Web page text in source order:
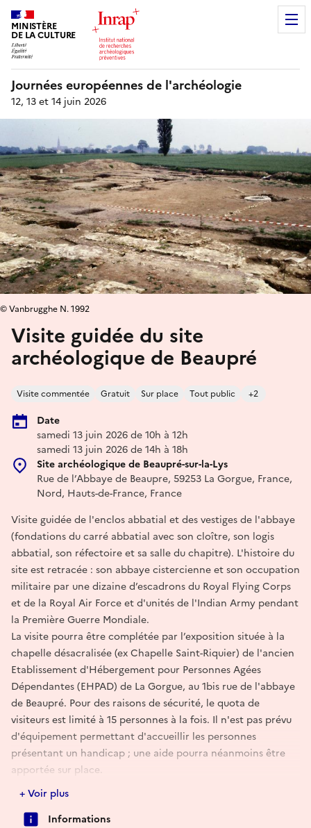
MINISTÈRE
DE LA CULTURE
Journées européennes de l'archéologie
12, 13 et 14 juin 2026
Visite guidée du site
archéologique de Beaupré
Visite commentée Gratuit Sur place Tout public +2
Date
samedi 13 juin 2026 de 10h à 12h
samedi 13 juin 2026 de 14h à 18h
Site archéologique de Beaupré-sur-la-Lys
Rue de l’Abbaye de Beaupre, 59253 La Gorgue, France,
Nord, Hauts-de-France, France
© Vanbrugghe N. 1992
Visite guidée de l'enclos abbatial et des vestiges de l'abbaye
(fondations du carré abbatial avec son cloître, son logis
abbatial, son réfectoire et sa salle du chapitre). L'histoire du
site est retracée : son abbaye cistercienne et son occupation
militaire par une dizaine d’escadrons du Royal Flying Corps
et de la Royal Air Force et d'unités de l'Indian Army pendant
la Première Guerre Mondiale.
La visite pourra être complétée par l’exposition située à la
chapelle désacralisée (ex Chapelle Saint-Riquier) de l'ancien
Etablissement d'Hébergement pour Personnes Agées
Dépendantes (EHPAD) de La Gorgue, au 1bis rue de l'abbaye
de Beaupré. Pour des raisons de sécurité, le quota de
visiteurs est limité à 15 personnes à la fois. Il n'est pas prévu
d'équipement permettant d'accueillir les personnes
présentant un handicap ; une aide pourra néanmoins être
apportée sur place.
Pour plus d'info :
contact.abess@gmail.com
retrouvez-nous sur FB : @beaupresurlalys
+ Voir plus
Informations